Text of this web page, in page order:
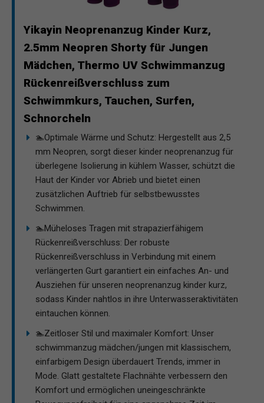
Yikayin Neoprenanzug Kinder Kurz,
2.5mm Neopren Shorty für Jungen
Mädchen, Thermo UV Schwimmanzug
Rückenreißverschluss zum
Schwimmkurs, Tauchen, Surfen,
Schnorcheln
🏊Optimale Wärme und Schutz: Hergestellt aus 2,5
mm Neopren, sorgt dieser kinder neoprenanzug für
überlegene Isolierung in kühlem Wasser, schützt die
Haut der Kinder vor Abrieb und bietet einen
zusätzlichen Auftrieb für selbstbewusstes
Schwimmen.
🏊Müheloses Tragen mit strapazierfähigem
Rückenreißverschluss: Der robuste
Rückenreißverschluss in Verbindung mit einem
verlängerten Gurt garantiert ein einfaches An- und
Ausziehen für unseren neoprenanzug kinder kurz,
sodass Kinder nahtlos in ihre Unterwasseraktivitäten
eintauchen können.
🏊Zeitloser Stil und maximaler Komfort: Unser
schwimmanzug mädchen/jungen mit klassischem,
einfarbigem Design überdauert Trends, immer in
Mode. Glatt gestaltete Flachnähte verbessern den
Komfort und ermöglichen uneingeschränkte